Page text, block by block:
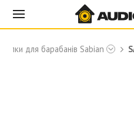
для барабанів Sabian